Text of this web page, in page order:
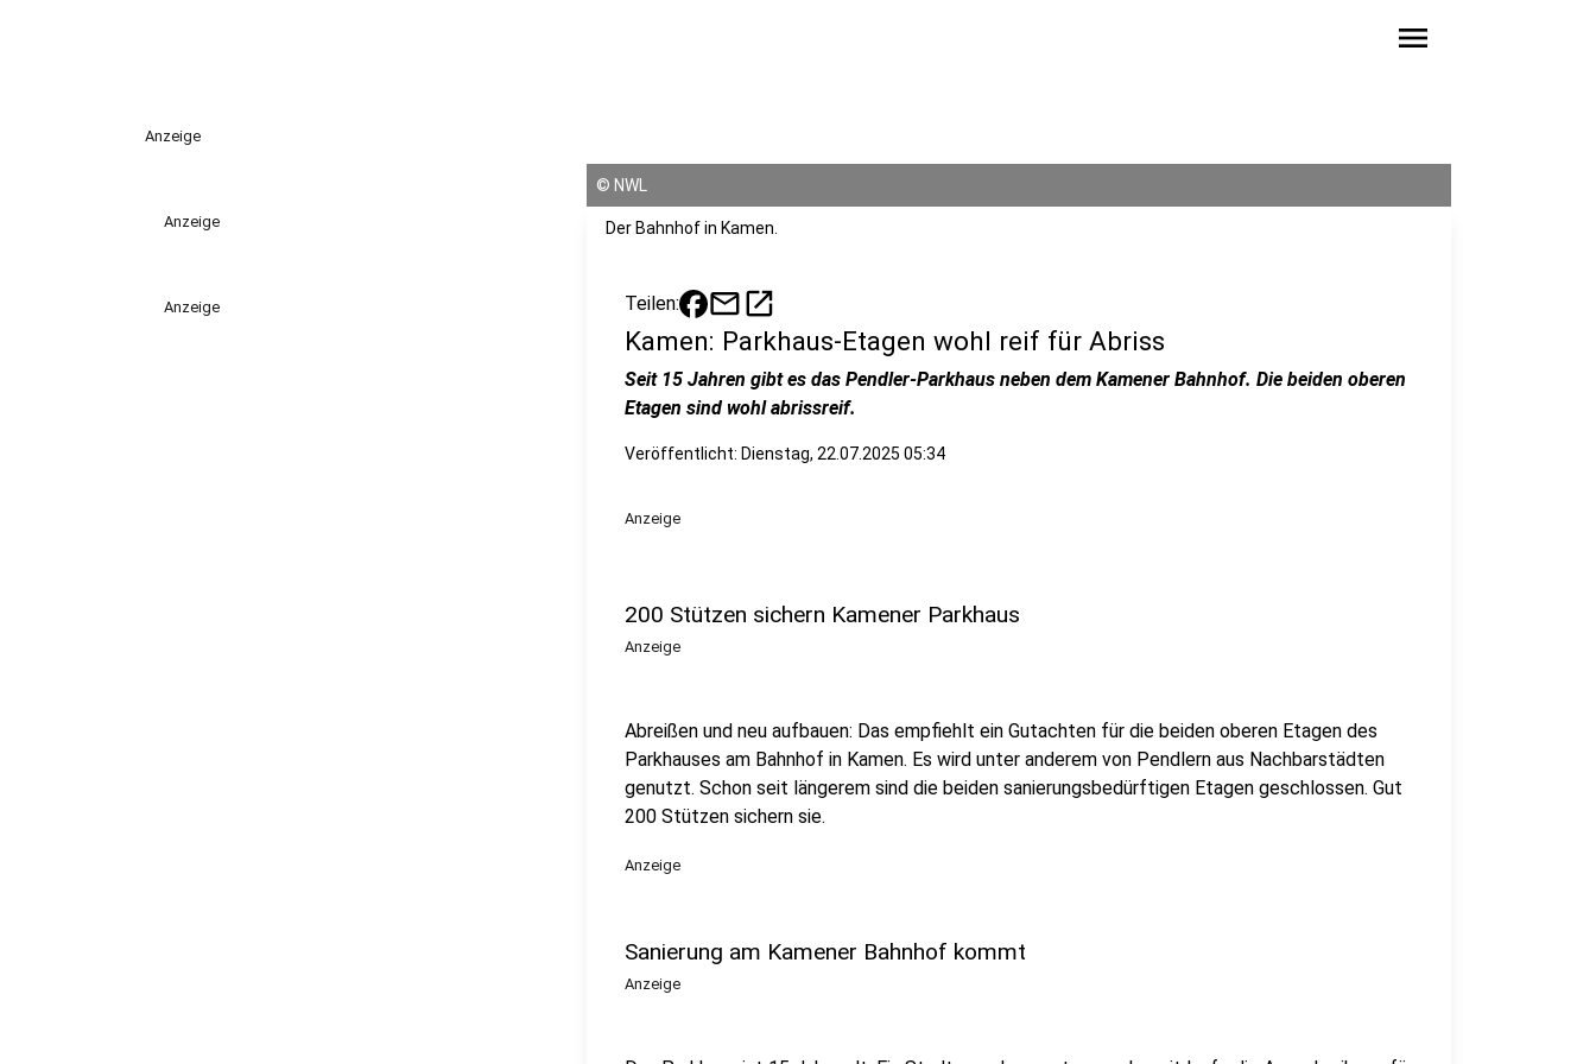
menu
Anzeige
Anzeige
Anzeige
© NWL
Der Bahnhof in Kamen.
Teilen: mailopen_in_new
Kamen: Parkhaus-Etagen wohl reif für Abriss
Seit 15 Jahren gibt es das Pendler-Parkhaus neben dem Kamener Bahnhof. Die beiden oberen
Etagen sind wohl abrissreif.
Veröffentlicht: Dienstag, 22.07.2025 05:34
Anzeige
200 Stützen sichern Kamener Parkhaus
Anzeige
Abreißen und neu aufbauen: Das empfiehlt ein Gutachten für die beiden oberen Etagen des
Parkhauses am Bahnhof in Kamen. Es wird unter anderem von Pendlern aus Nachbarstädten
genutzt. Schon seit längerem sind die beiden sanierungsbedürftigen Etagen geschlossen. Gut
200 Stützen sichern sie.
Anzeige
Sanierung am Kamener Bahnhof kommt
Anzeige